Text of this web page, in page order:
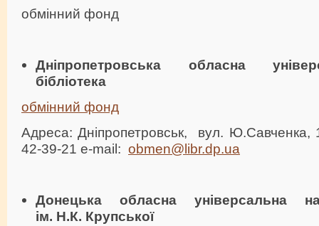
обмінний фонд
Дніпропетровська обласна
бібліотека
обмінний фонд
Адреса: Дніпропетровськ, вул.
42-39-21 e-mail: obmen@libr.dp.ua
Донецька обласна універсальна
ім. Н.К. Крупської